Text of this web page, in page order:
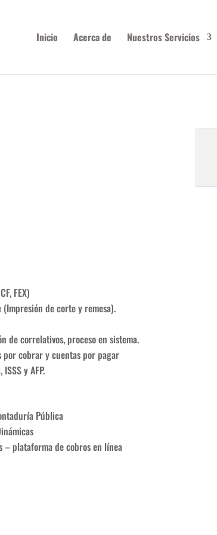
Inicio Acerca de Nuestros Servicios
FEX)
de corte y remesa).
de correlativos, proceso en sistema.
por cobrar y cuentas por pagar
y AFP.
Pública
– plataforma de cobros en línea